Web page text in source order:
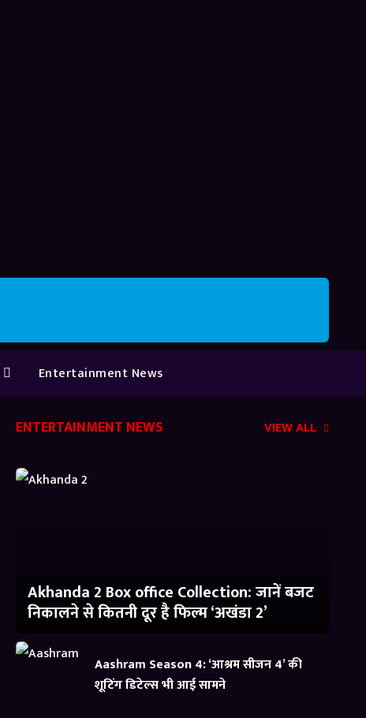
Entertainment News
ENTERTAINMENT NEWS VIEW ALL
Akhanda 2 Box office Collection: जानें बजट
निकालने से कितनी दूर है फिल्म ‘अखंडा 2’
Aashram Season 4: ‘आश्रम सीजन 4’ की
शूटिंग डिटेल्स भी आई सामने